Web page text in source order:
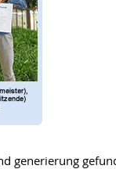
generierung